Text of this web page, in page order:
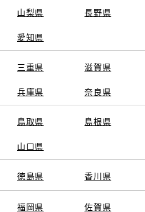
山梨県 長野県
愛知県
三重県 滋賀県
兵庫県 奈良県
鳥取県 島根県
山口県
徳島県 香川県
福岡県 佐賀県
トヨタ中古車オンラ
クルマ買取
トヨタレンタカー
カウント利用規約 反社会的勢力に対する